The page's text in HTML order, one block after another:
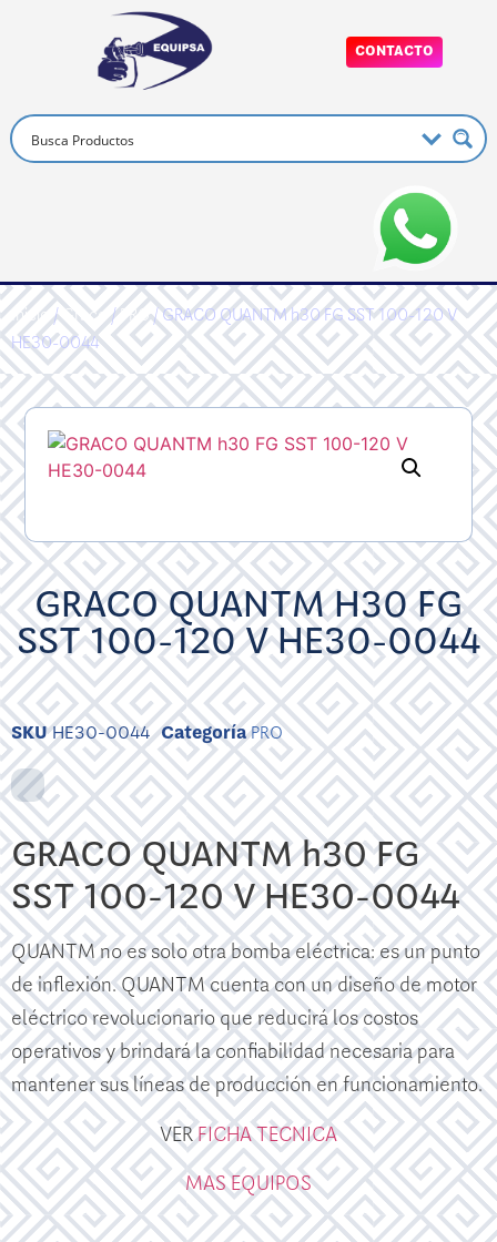
CONTACTO
Inicio/Graco/PRO/ GRACO QUANTM h30 FG SST 100-120 V
HE30-0044
GRACO QUANTM H30 FG
SST 100-120 V HE30-0044
SKUHE30-0044 CategoríaPRO
GRACO QUANTM h30 FG
SST 100-120 V HE30-0044
QUANTM no es solo otra bomba eléctrica: es un punto
de inflexión. QUANTM cuenta con un diseño de motor
eléctrico revolucionario que reducirá los costos
operativos y brindará la confiabilidad necesaria para
mantener sus líneas de producción en funcionamiento.
VERFICHA TECNICA
MAS EQUIPOS